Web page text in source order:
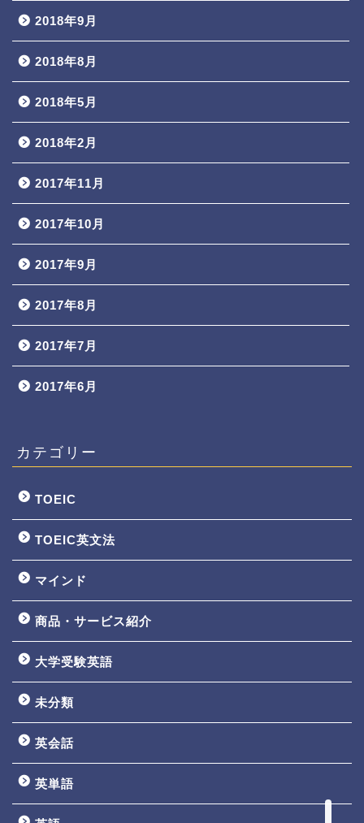
2018年9月
2018年8月
2018年5月
2018年2月
2017年11月
2017年10月
2017年9月
2017年8月
2017年7月
2017年6月
カテゴリー
TOEIC
TOEIC英文法
マインド
商品・サービス紹介
大学受験英語
未分類
英会話
英単語
TOEIC3ヵ月で800点講座